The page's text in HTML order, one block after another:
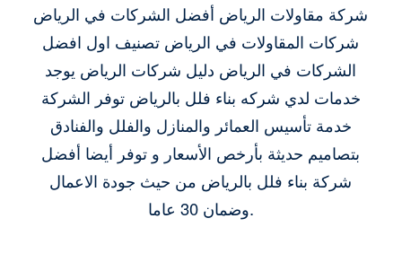
شركة مقاولات الرياض أفضل الشركات في الرياض
شركات المقاولات في الرياض تصنيف اول افضل
الشركات في الرياض دليل شركات الرياض يوجد
خدمات لدي شركه بناء فلل بالرياض توفر الشركة
خدمة تأسيس العمائر والمنازل والفلل والفنادق
بتصاميم حديثة بأرخص الأسعار و توفر أيضا أفضل
شركة بناء فلل بالرياض من حيث جودة الاعمال
وضمان 30 عاما.